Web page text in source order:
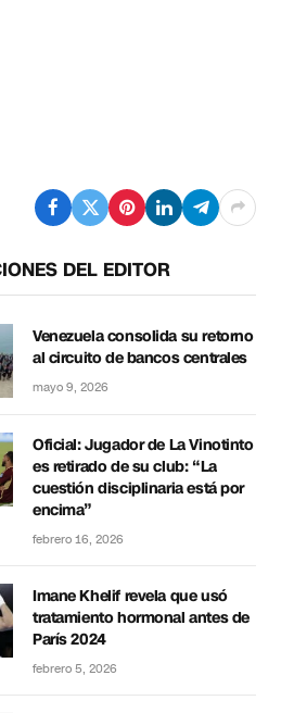
DEL EDITOR
Venezuela consolida su retorno
al circuito de bancos centrales
mayo 9, 2026
Oficial: Jugador de La Vinotinto
es retirado de su club: “La
cuestión disciplinaria está por
encima”
febrero 16, 2026
Imane Khelif revela que usó
tratamiento hormonal antes de
París 2024
febrero 5, 2026